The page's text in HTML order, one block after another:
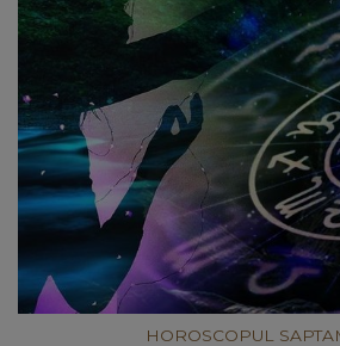
HOROSCOPUL